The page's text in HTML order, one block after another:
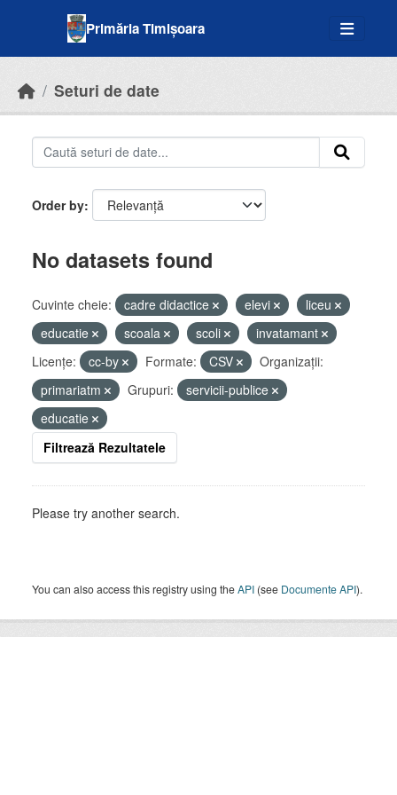
Primăria Timișoara
Seturi de date
Order by
No datasets found
Cuvinte cheie: cadre didactice elevi
liceu
educatie
scoala scoli
invatamant
Licenţe:
cc-by Formate: CSV
Organizații:
primariatm
Grupuri:
servicii-publice
educatie
Filtrează Rezultatele
Please try another search.
You can also access this registry using theAPI (see Documente API).